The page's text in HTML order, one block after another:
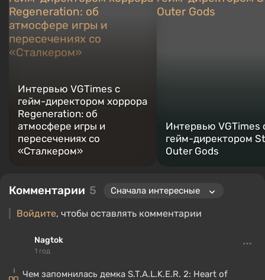
сувениры, включая фигурки, постеры, старые консоли и
многое другое. У меня есть живой интерес к ретро-играм. Я
играю с начала 2000-х на PC и консолях.
Интервью VGTimes с
гейм-директором хоррора
Regeneration: об
атмосфере игры и
пересечениях со
«Сталкером»
Интервью VGTimes
гейм-директором
Outer Gods
Комментарии 5
Войдите, чтобы оставлять комментарии
Nagtok
1 год
Чем запомнилась демка S.T.A.L.K.E.R. 2: Heart of